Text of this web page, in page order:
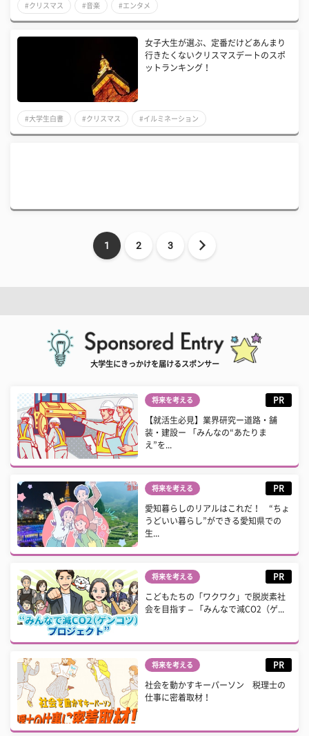
#クリスマス #音楽 #エンタメ
女子大生が選ぶ、定番だけどあんまり
行きたくないクリスマスデートのスポ
ットランキング！
#大学生白書 #クリスマス #イルミネーション
1 2 3
大学生にきっかけを届けるスポンサー
将来を考える PR
【就活生必見】業界研究ー道路・舗
装・建設ー 「みんなの“あたりま
え”を...
将来を考える PR
愛知暮らしのリアルはこれだ！ “ちょ
うどいい暮らし”ができる愛知県での
生...
将来を考える PR
こどもたちの「ワクワク」で脱炭素社
会を目指す – 「みんなで減CO2（ゲ...
将来を考える PR
社会を動かすキーパーソン 税理士の
仕事に密着取材！